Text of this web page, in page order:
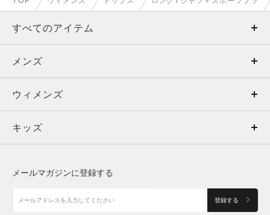
すべてのアイテム
メンズ
ウィメンズ
キッズ
アクセサリー
メンズ
トップス
ボトムス
アクセサリー
ウィメンズ
トップス
シューズ
キッズ
メールマガジンに登録する
登録する